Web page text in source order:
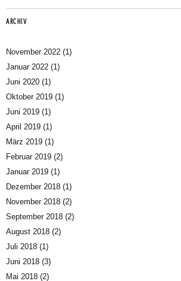
ARCHIV
November 2022 (1)
Januar 2022 (1)
Juni 2020 (1)
Oktober 2019 (1)
Juni 2019 (1)
April 2019 (1)
März 2019 (1)
Februar 2019 (2)
Januar 2019 (1)
Dezember 2018 (1)
November 2018 (2)
September 2018 (2)
August 2018 (2)
Juli 2018 (1)
Juni 2018 (3)
Mai 2018 (2)